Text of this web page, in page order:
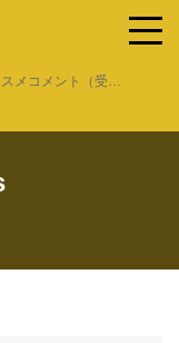
昨年受検者のオススメコメント（受検後アンケートから抜粋）